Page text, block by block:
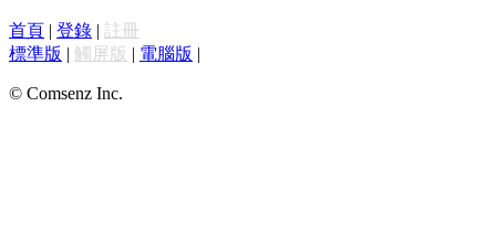
首頁 | 登錄 | 註冊
標準版 | 觸屏版 | 電腦版 |
© Comsenz Inc.